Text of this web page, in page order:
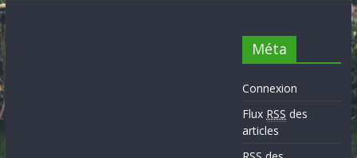
Méta
Connexion
Flux RSS des
articles